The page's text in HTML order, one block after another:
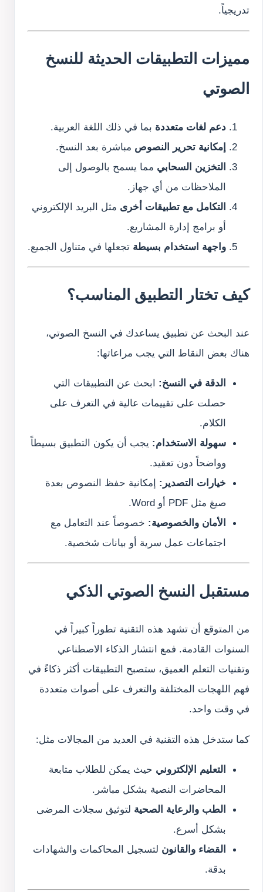
تدريجياً.
مميزات التطبيقات الحديثة للنسخ
الصوتي
دعم لغات متعددة بما في ذلك اللغة العربية.
إمكانية تحرير النصوص مباشرة بعد النسخ.
التخزين السحابي مما يسمح بالوصول إلى
الملاحظات من أي جهاز.
التكامل مع تطبيقات أخرى مثل البريد الإلكتروني
أو برامج إدارة المشاريع.
واجهة استخدام بسيطة تجعلها في متناول الجميع.
كيف تختار التطبيق المناسب؟
عند البحث عن تطبيق يساعدك في النسخ الصوتي،
هناك بعض النقاط التي يجب مراعاتها:
الدقة في النسخ: ابحث عن التطبيقات التي
حصلت على تقييمات عالية في التعرف على
الكلام.
سهولة الاستخدام: يجب أن يكون التطبيق بسيطاً
وواضحاً دون تعقيد.
خيارات التصدير: إمكانية حفظ النصوص بعدة
صيغ مثل PDF أو Word.
الأمان والخصوصية: خصوصاً عند التعامل مع
اجتماعات عمل سرية أو بيانات شخصية.
مستقبل النسخ الصوتي الذكي
من المتوقع أن تشهد هذه التقنية تطوراً كبيراً في
السنوات القادمة. فمع انتشار الذكاء الاصطناعي
وتقنيات التعلم العميق، ستصبح التطبيقات أكثر ذكاءً في
فهم اللهجات المختلفة والتعرف على أصوات متعددة
في وقت واحد.
كما ستدخل هذه التقنية في العديد من المجالات مثل:
التعليم الإلكتروني حيث يمكن للطلاب متابعة
المحاضرات النصية بشكل مباشر.
الطب والرعاية الصحية لتوثيق سجلات المرضى
بشكل أسرع.
القضاء والقانون لتسجيل المحاكمات والشهادات
بدقة.